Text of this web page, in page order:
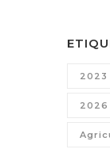
2023
2026